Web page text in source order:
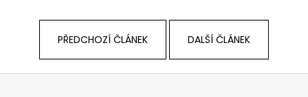
PŘEDCHOZÍ ČLÁNEK DALŠÍ ČLÁNEK